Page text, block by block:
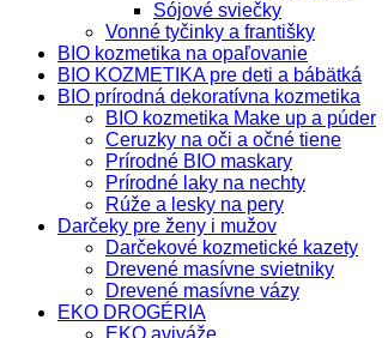
Sójové sviečky
Vonné tyčinky a františky
BIO kozmetika na opaľovanie
BIO KOZMETIKA pre deti a bábätká
BIO prírodná dekoratívna kozmetika
BIO kozmetika Make up a púder
Ceruzky na oči a očné tiene
Prírodné BIO maskary
Prírodné laky na nechty
Rúže a lesky na pery
Darčeky pre ženy i mužov
Darčekové kozmetické kazety
Drevené masívne svietniky
Drevené masívne vázy
EKO DROGÉRIA